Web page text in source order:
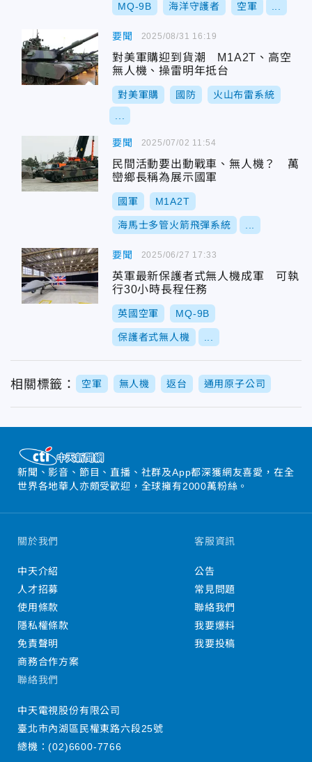
MQ-9B 海洋守護者 空軍
要聞
對美軍購迎到貨潮 M1A2T、高空
無人機、操雷明年抵台
對美軍購 國防 火山布雷系統
2025/08/31 16:19
要聞
民間活動要出動戰車、無人機？ 萬
巒鄉長稱為展示國軍
國軍 M1A2T
海馬士多管火箭飛彈系統
2025/07/02 11:54
要聞
英軍最新保護者式無人機成軍 可執
行30小時長程任務
英國空軍 MQ-9B
保護者式無人機
2025/06/27 17:33
相關標籤： 空軍 無人機 返台 通用原子公司
新聞、影音、節目、直播、社群及App都深獲網友喜愛，在全
世界各地華人亦頗受歡迎，全球擁有2000萬粉絲。
關於我們
中天介紹
人才招募
使用條款
隱私權條款
免責聲明
商務合作方案
客服資訊
公告
常見問題
聯絡我們
我要爆料
我要投稿
聯絡我們
中天電視股份有限公司
臺北市內湖區民權東路六段25號
總機：(02)6600-7766